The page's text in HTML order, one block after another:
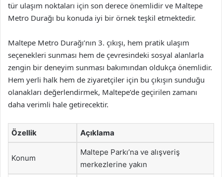
tür ulaşım noktaları için son derece önemlidir ve Maltepe
Metro Durağı bu konuda iyi bir örnek teşkil etmektedir.
Maltepe Metro Durağı’nın 3. çıkışı, hem pratik ulaşım
seçenekleri sunması hem de çevresindeki sosyal alanlarla
zengin bir deneyim sunması bakımından oldukça önemlidir.
Hem yerli halk hem de ziyaretçiler için bu çıkışın sunduğu
olanakları değerlendirmek, Maltepe’de geçirilen zamanı
daha verimli hale getirecektir.
Özellik Açıklama
Konum
Maltepe Parkı’na ve alışveriş
merkezlerine yakın